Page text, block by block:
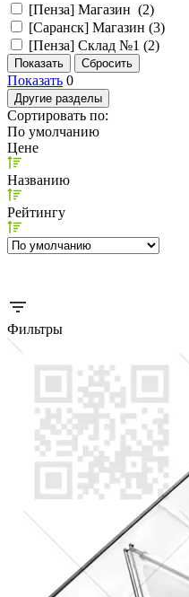
[Пенза] Магазин (2)
[Саранск] Магазин (3)
[Пенза] Склад №1 (2)
Показать 0
Другие разделы
Сортировать по:
По умолчанию
Цене
Названию
Рейтингу
Фильтры